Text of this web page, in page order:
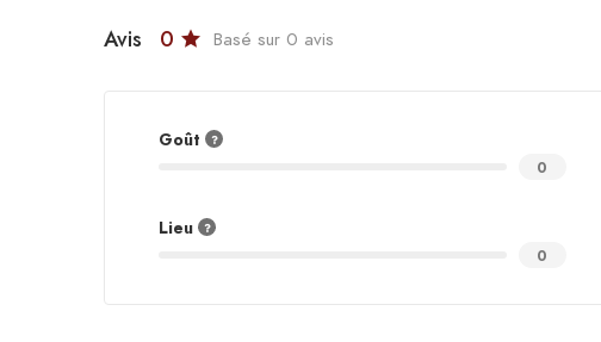
Avis 0 Basé sur 0 avis
Goût
0
Lieu
0